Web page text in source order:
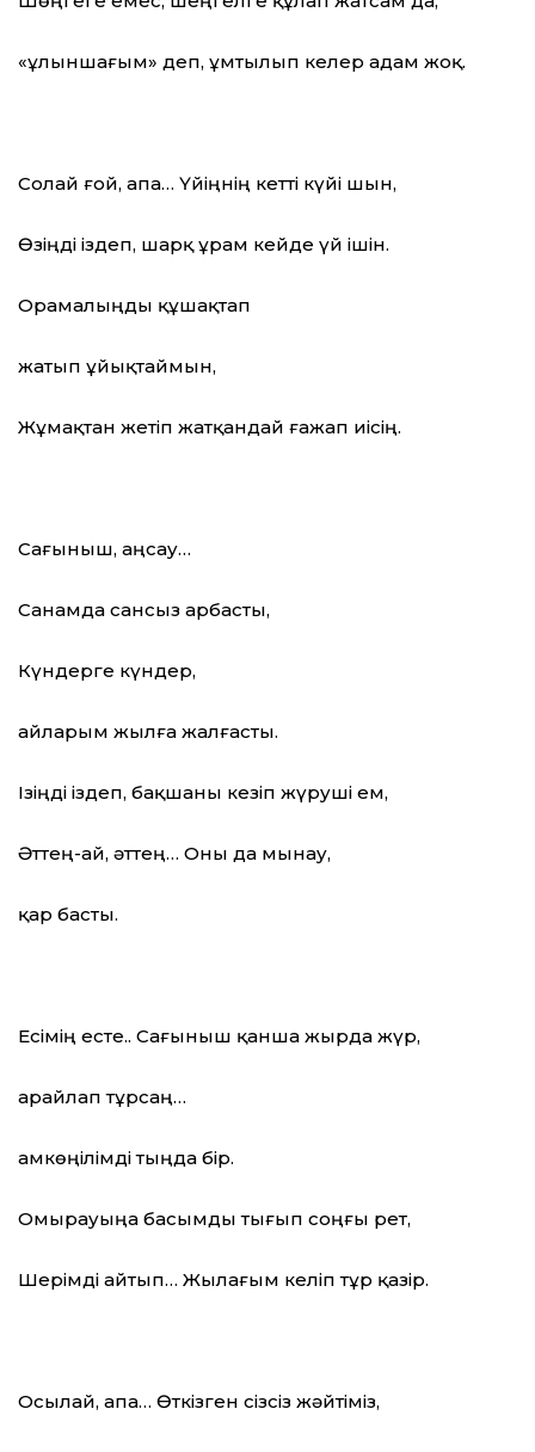
«Құлыншағым» деп, ұмтылып келер адам жоқ.
Солай ғой, апа… Үйіңнің кетті күйі шын,
Өзіңді іздеп, шарқ ұрам кейде үй ішін.
Орамалыңды құшақтап
жатып ұйықтаймын,
Жұмақтан жетіп жатқандай ғажап иісің.
Сағыныш, аңсау…
Санамда сансыз арбасты,
Күндерге күндер,
айларым жылға жалғасты.
Ізіңді іздеп, бақшаны кезіп жүруші ем,
Әттең-ай, әттең… Оны да мынау,
қар басты.
Есімің есте.. Сағыныш қанша жырда жүр,
Қарайлап тұрсаң…
Қамкөңілімді тыңда бір.
Омырауыңа басымды тығып соңғы рет,
Шерімді айтып… Жылағым келіп тұр қазір.
Осылай, апа… Өткізген сізсіз жәйтіміз,